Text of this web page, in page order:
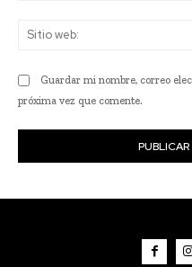
Guardar mi nombre, correo
próxima vez que comente.